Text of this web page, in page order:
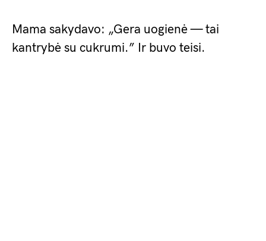
Mama sakydavo: „Gera uogienė — tai
kantrybė su cukrumi.” Ir buvo teisi.